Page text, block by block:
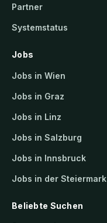
Partner
Systemstatus
Jobs
Jobs in Wien
Jobs in Graz
Jobs in Linz
Jobs in Salzburg
Jobs in Innsbruck
Jobs in der Steiermark
Beliebte Suchen